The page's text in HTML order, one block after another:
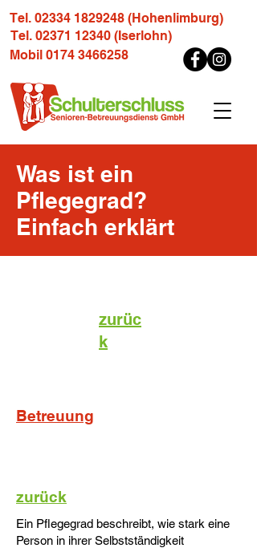
Tel. 02334 1829248 (Hohenlimburg)
Tel. 02371 12340 (Iserlohn)
Mobil 0174 3466258
Was ist ein
Pflegegrad?
Einfach erklärt
zurüc
k
Betreuung
zurück
Ein Pflegegrad beschreibt, wie stark eine
Person in ihrer Selbstständigkeit